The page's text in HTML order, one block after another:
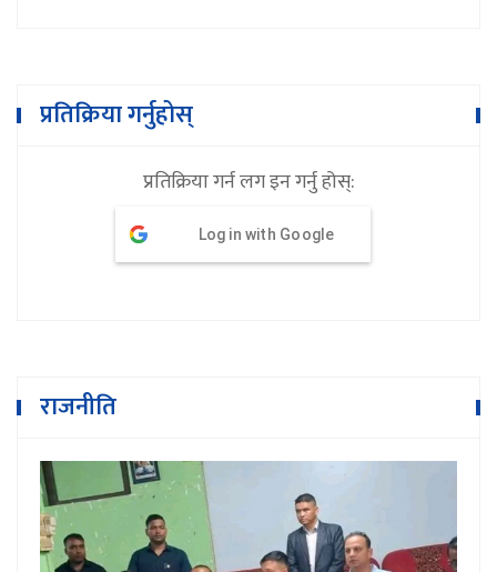
प्रतिक्रिया गर्नुहोस्
प्रतिक्रिया गर्न लग इन गर्नु होस्:
Log in with Google
राजनीति